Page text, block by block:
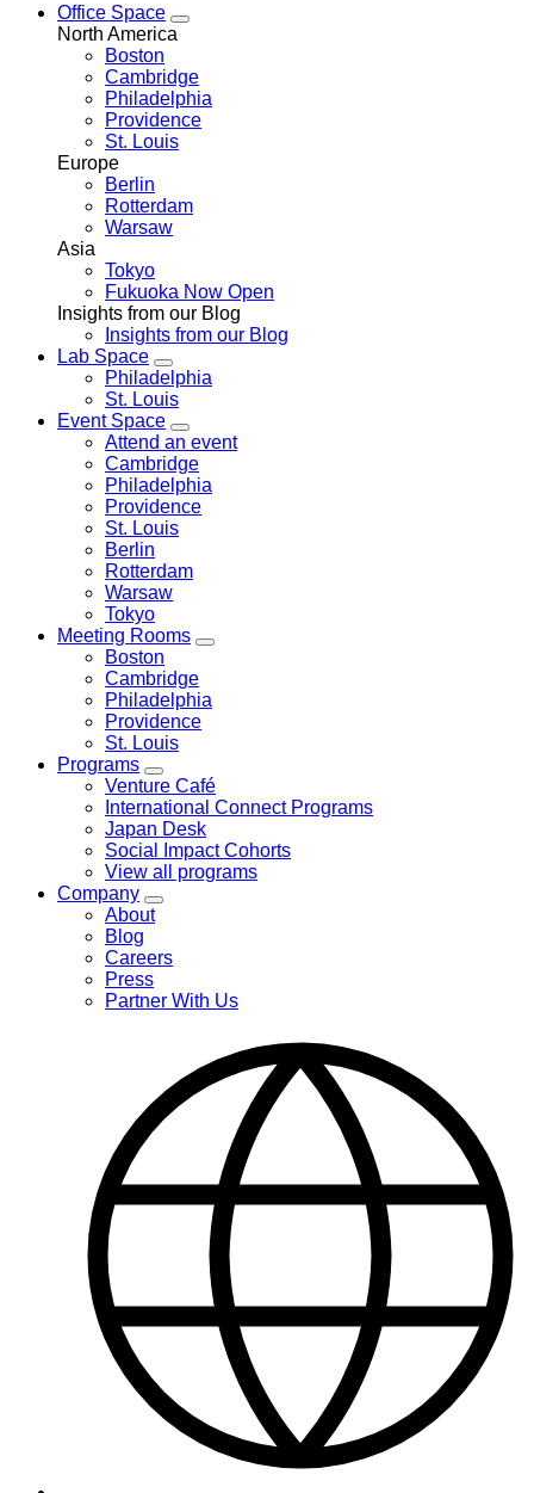
Office Space
Toggle
menu
North America
Boston
Cambridge
Philadelphia
Providence
St. Louis
Europe
Berlin
Rotterdam
Warsaw
Asia
Tokyo
Fukuoka Now Open
Insights from our Blog
Insights from our Blog
Lab Space
Toggle
Lab
Space
menu
Philadelphia
St. Louis
Event Space
Toggle
Event
Space
menu
Attend an event
Cambridge
Philadelphia
Providence
St. Louis
Berlin
Rotterdam
Warsaw
Tokyo
Meeting Rooms
Toggle
menu
Boston
Cambridge
Philadelphia
Providence
St. Louis
Programs
Toggle
Programs
menu
Venture Café
International Connect Programs
Japan Desk
Social Impact Cohorts
View all programs
Company
Toggle
Company
About
Blog
Careers
Press
Partner With Us